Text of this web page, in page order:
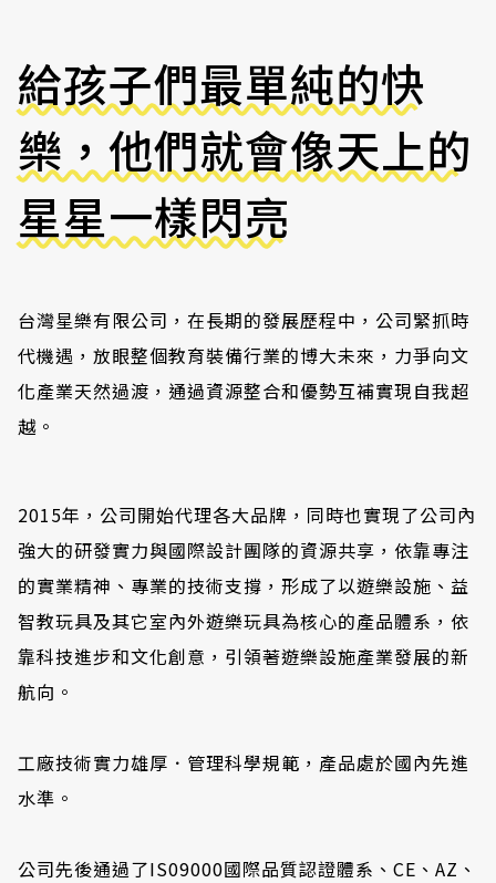
給孩子們最單純的快
樂，他們就會像天上的
星星一樣閃亮
台灣星樂有限公司，在長期的發展歷程中，公司緊抓時
代機遇，放眼整個教育裝備行業的博大未來，力爭向文
化產業天然過渡，通過資源整合和優勢互補實現自我超
越。
2015年，公司開始代理各大品牌，同時也實現了公司內
強大的研發實力與國際設計團隊的資源共享，依靠專注
的實業精神、專業的技術支撐，形成了以遊樂設施、益
智教玩具及其它室內外遊樂玩具為核心的產品體系，依
靠科技進步和文化創意，引領著遊樂設施產業發展的新
航向。
工廠技術實力雄厚．管理科學規範，產品處於國內先進
水準。
公司先後通過了IS09000國際品質認證體系、CE、AZ、